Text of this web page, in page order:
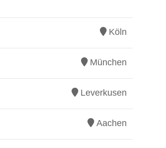
Köln
München
Leverkusen
Aachen